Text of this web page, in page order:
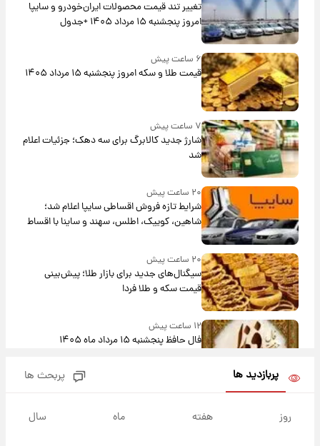
تغییر تند قیمت محصولات ایران‌خودرو و سایپا
امروز پنجشنبه ۱۵ مرداد ۱۴۰۵ +جدول
۶ ساعت پیش
قیمت طلا و سکه امروز پنجشنبه ۱۵ مرداد ۱۴۰۵
۷ ساعت پیش
شارژ جدید کالابرگ برای سه دهک؛ جزئیات اعلام
شد
۲۰ ساعت پیش
شرایط تازه فروش اقساطی سایپا اعلام شد؛
شاهین، کوییک، اطلس، سهند و ساینا با اقساط
بلندمدت + جدول
۲۰ ساعت پیش
سیگنال‌های جدید برای بازار طلا؛ پیش‌بینی
قیمت سکه و طلا فردا
۱۲ ساعت پیش
فال حافظ پنجشنبه ۱۵ مرداد ماه ۱۴۰۵
پربازدید ها پربحث ها
روز هفته ماه سال